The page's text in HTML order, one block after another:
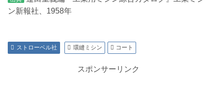
ン新報社、1958年
ストローベル社 環縫ミシン コート
スポンサーリンク